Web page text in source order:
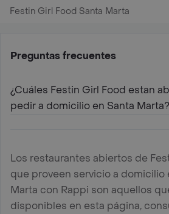
Festin Girl Food Santa Marta
Preguntas frecuentes
¿Cuáles Festin Girl Food estan
pedir a domicilio en Santa Marta?
Los restaurantes abiertos de
que proveen servicio a domicilio
Marta con Rappi son aquellos
disponibles en esta página,